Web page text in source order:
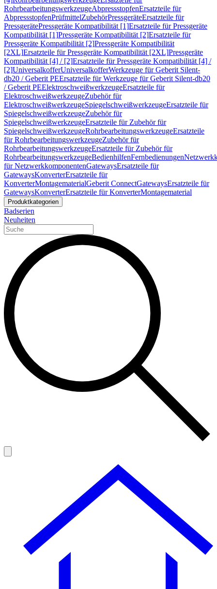
RohrbearbeitungswerkzeugeAbpressstopfenErsatzteile für
AbpressstopfenPrüfmittelZubehörPressgeräteErsatzteile für
PressgerätePressgeräte Kompatibilität [1]Ersatzteile für Pressgeräte
Kompatibilität [1]Pressgeräte Kompatibilität [2]Ersatzteile für
Pressgeräte Kompatibilität [2]Pressgeräte Kompatibilität
[2XL]Ersatzteile für Pressgeräte Kompatibilität [2XL]Pressgeräte
Kompatibilität [4] / [2]Ersatzteile für Pressgeräte Kompatibilität [4] /
[2]UniversalkofferUniversalkofferWerkzeuge für Geberit Silent-
db20 / Geberit PEErsatzteile für Werkzeuge für Geberit Silent-db20
/ Geberit PEElektroschweißwerkzeugeErsatzteile für
ElektroschweißwerkzeugeZubehör für
ElektroschweißwerkzeugeSpiegelschweißwerkzeugeErsatzteile für
SpiegelschweißwerkzeugeZubehör für
SpiegelschweißwerkzeugeErsatzteile für Zubehör für
SpiegelschweißwerkzeugeRohrbearbeitungswerkzeugeErsatzteile
für RohrbearbeitungswerkzeugeZubehör für
RohrbearbeitungswerkzeugeErsatzteile für Zubehör für
RohrbearbeitungswerkzeugeBedienhilfenFernbedienungen
für NetzwerkkomponentenGatewaysErsatzteile für
GatewaysKonverterErsatzteile für
KonverterMontagematerialGeberit ConnectGatewaysErsatzteile für
GatewaysKonverterErsatzteile für KonverterMontagematerial
Produktkategorien
Badserien
Neuheiten